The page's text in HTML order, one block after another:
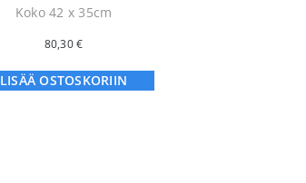
Koko 42 x 35cm
80,30€
LISÄÄ OSTOSKORIIN